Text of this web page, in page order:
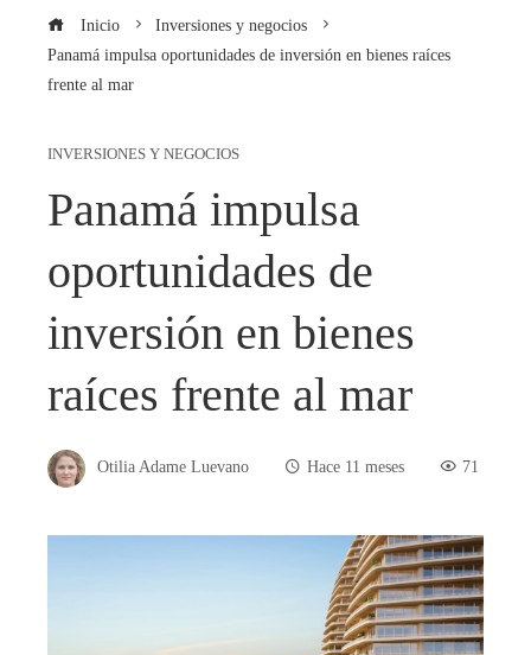
Inicio
Inversiones y negocios
Panamá impulsa oportunidades de inversión en bienes raíces
frente al mar
INVERSIONES Y NEGOCIOS
Panamá impulsa
oportunidades de
inversión en bienes
raíces frente al mar
Otilia Adame Luevano Hace 11 meses 71